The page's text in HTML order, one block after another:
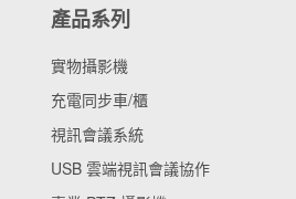
產品系列
實物攝影機
充電同步車/櫃
視訊會議系統
USB 雲端視訊會議協作